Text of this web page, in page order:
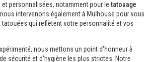
personnalisées, notamment pour le tatouage
nous intervenons également à Mulhouse pour vous
qui reflètent votre personnalité et vos
nous mettons un point d'honneur à
sécurité et d'hygiène les plus strictes. Notre